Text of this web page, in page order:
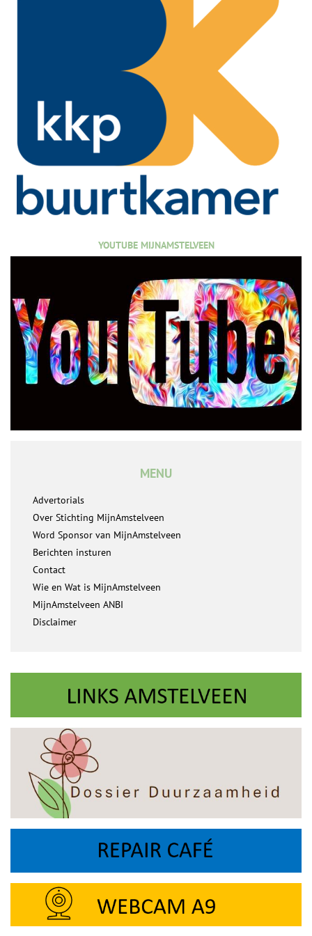
YOUTUBE MIJNAMSTELVEEN
MENU
Advertorials
Over Stichting MijnAmstelveen
Word Sponsor van MijnAmstelveen
Berichten insturen
Contact
Wie en Wat is MijnAmstelveen
MijnAmstelveen ANBI
Disclaimer